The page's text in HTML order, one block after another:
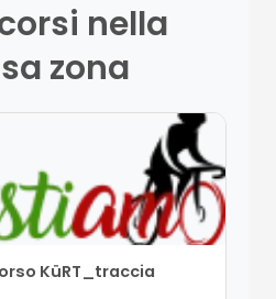
nella
zona
KüRT_traccia